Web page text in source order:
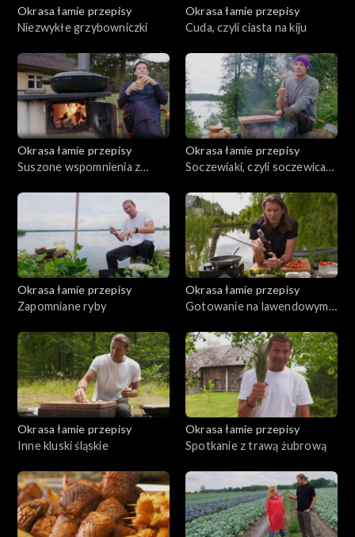
Okrasa łamie przepisy
Niezwykłe grzybowniczki
Okrasa łamie przepisy
Cuda, czyli ciasta na kiju
Okrasa łamie przepisy
Suszone wspomnienia z
Okrasa łamie przepisy
Soczewiaki, czyli soczewica
Okrasa łamie przepisy
Zapomniane ryby
Okrasa łamie przepisy
Gotowanie na lawendowym
Okrasa łamie przepisy
Inne kluski śląskie
Okrasa łamie przepisy
Spotkanie z trawą żubrową